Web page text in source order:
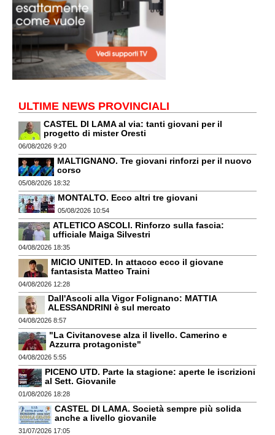
ULTIME NEWS PROVINCIALI
CASTEL DI LAMA al via: tanti giovani per il
progetto di mister Oresti
06/08/2026 9:20
MALTIGNANO. Tre giovani rinforzi per il nuovo
corso
05/08/2026 18:32
MONTALTO. Ecco altri tre giovani
05/08/2026 10:54
ATLETICO ASCOLI. Rinforzo sulla fascia:
ufficiale Maiga Silvestri
04/08/2026 18:35
MICIO UNITED. In attacco ecco il giovane
fantasista Matteo Traini
04/08/2026 12:28
Dall'Ascoli alla Vigor Folignano: MATTIA
ALESSANDRINI è sul mercato
04/08/2026 8:57
"La Civitanovese alza il livello. Camerino e
Azzurra protagoniste"
04/08/2026 5:55
PICENO UTD. Parte la stagione: aperte le iscrizioni
al Sett. Giovanile
01/08/2026 18:28
CASTEL DI LAMA. Società sempre più solida
anche a livello giovanile
31/07/2026 17:05